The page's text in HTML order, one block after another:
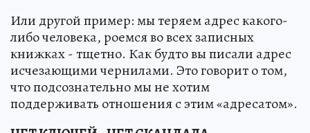
Или другой пример: мы теряем адрес какого-
либо человека, роемся во всех записных
книжках - тщетно. Как будто вы писали адрес
исчезающими чернилами. Это говорит о том,
что подсознательно мы не хотим
поддерживать отношения с этим «адресатом».